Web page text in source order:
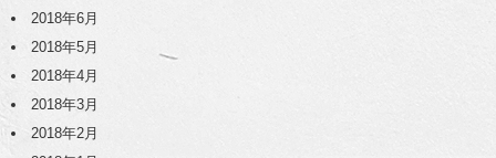
2018年6月
2018年5月
2018年4月
2018年3月
2018年2月